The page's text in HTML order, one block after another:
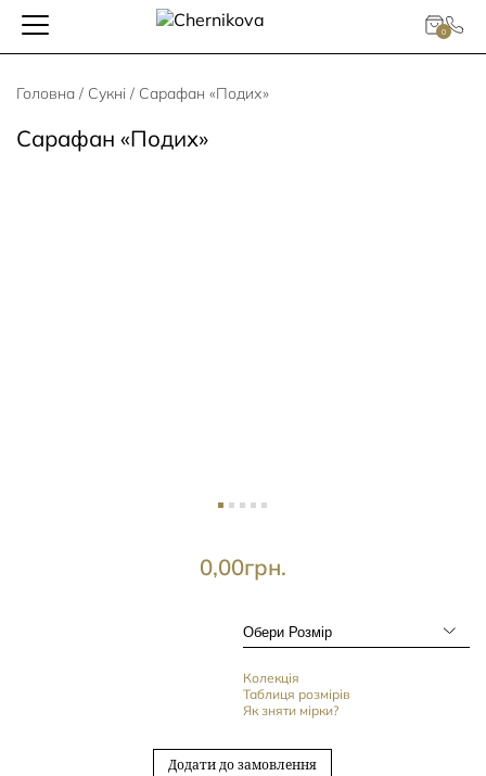
0
Головна / Сукні / Сарафан «Подих»
Сарафан «Подих»
грн.
0,00
Колекція
Таблиця розмірів
Як зняти мірки?
Додати до замовлення